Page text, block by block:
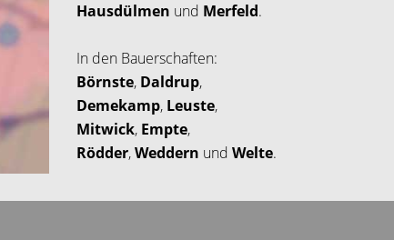
Hausdülmen und Merfeld.
In den Bauerschaften:
Börnste, Daldrup,
Demekamp, Leuste,
Mitwick, Empte,
Rödder,Weddern und Welte.